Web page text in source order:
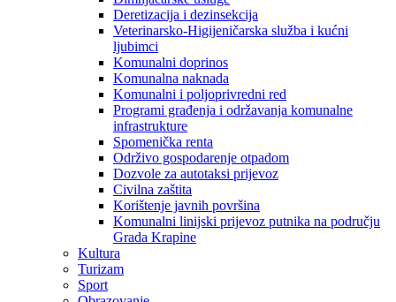
Deretizacija i dezinsekcija
Veterinarsko-Higijeničarska služba i kućni
ljubimci
Komunalni doprinos
Komunalna naknada
Komunalni i poljoprivredni red
Programi građenja i održavanja komunalne
infrastrukture
Spomenička renta
Održivo gospodarenje otpadom
Dozvole za autotaksi prijevoz
Civilna zaštita
Korištenje javnih površina
Komunalni linijski prijevoz putnika na području
Grada Krapine
Kultura
Turizam
Sport